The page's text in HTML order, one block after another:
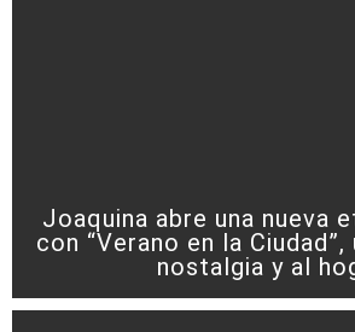
Joaquina abre una nueva
con “Verano en la Ciudad”,
nostalgia y al